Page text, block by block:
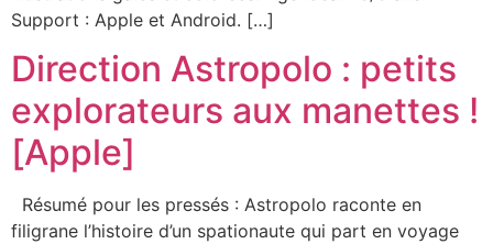
Support : Apple et Android. […]
Direction Astropolo : petits
explorateurs aux manettes !
[Apple]
Résumé pour les pressés : Astropolo raconte en
filigrane l’histoire d’un spationaute qui part en voyage